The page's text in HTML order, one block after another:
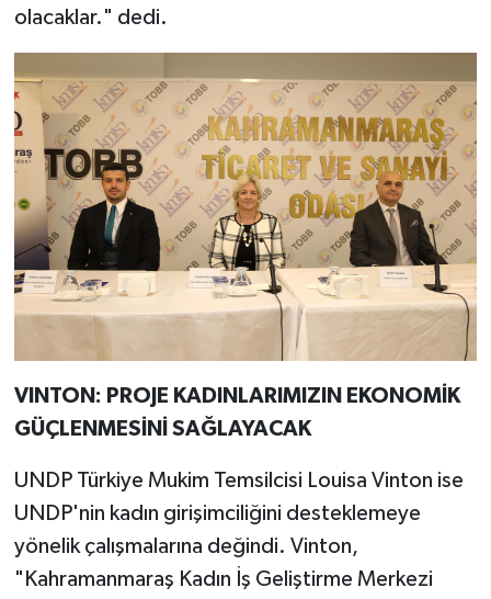
olacaklar." dedi.
VINTON: PROJE KADINLARIMIZIN EKONOMİK
GÜÇLENMESİNİ SAĞLAYACAK
UNDP Türkiye Mukim Temsilcisi Louisa Vinton ise
UNDP'nin kadın girişimciliğini desteklemeye
yönelik çalışmalarına değindi. Vinton,
"Kahramanmaraş Kadın İş Geliştirme Merkezi